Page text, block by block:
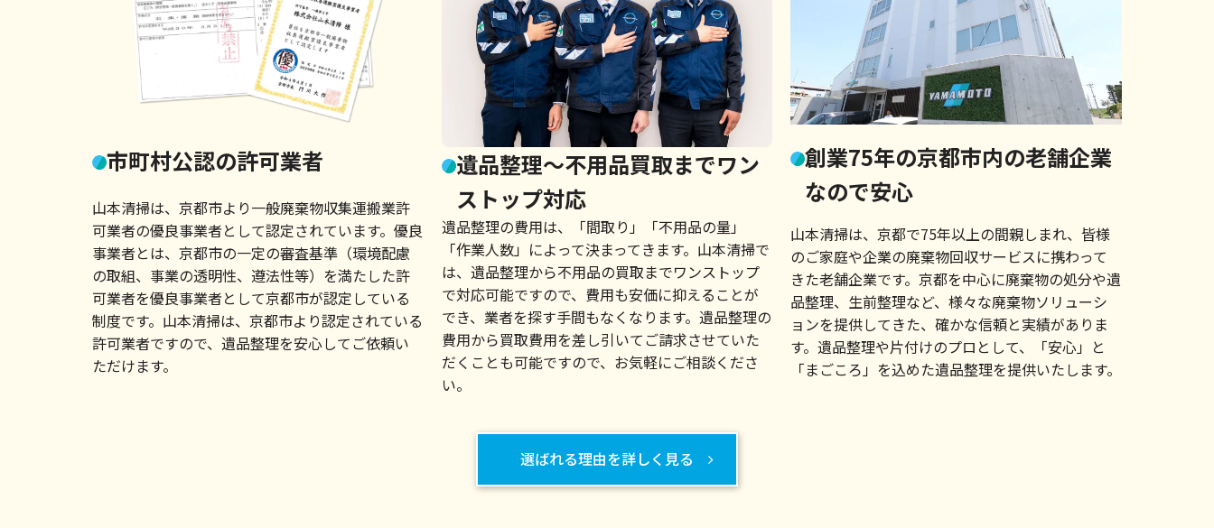
市町村公認の許可業者
山本清掃は、京都市より一般廃棄物収集運搬業許
可業者の優良事業者として認定されています。優良
事業者とは、京都市の一定の審査基準（環境配慮
の取組、事業の透明性、遵法性等）を満たした許
可業者を優良事業者として京都市が認定している
制度です。山本清掃は、京都市より認定されている
許可業者ですので、遺品整理を安心してご依頼い
ただけます。
遺品整理～不用品買取までワン
ストップ対応
遺品整理の費用は、「間取り」「不用品の量」
「作業人数」によって決まってきます。山本清掃で
は、遺品整理から不用品の買取までワンストップ
で対応可能ですので、費用も安価に抑えることが
でき、業者を探す手間もなくなります。遺品整理の
費用から買取費用を差し引いてご請求させていた
だくことも可能ですので、お気軽にご相談くださ
い。
創業75年の京都市内の老舗企業
なので安心
山本清掃は、京都で75年以上の間親しまれ、皆様
のご家庭や企業の廃棄物回収サービスに携わって
きた老舗企業です。京都を中心に廃棄物の処分や遺
品整理、生前整理など、様々な廃棄物ソリューシ
ョンを提供してきた、確かな信頼と実績がありま
す。遺品整理や片付けのプロとして、「安心」と
「まごころ」を込めた遺品整理を提供いたします。
選ばれる理由を詳しく見る